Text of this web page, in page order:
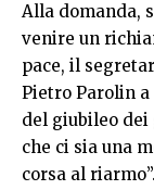
Alla domanda,
venire un
pace, il
Pietro Parolin
del giubileo dei
che ci sia una
corsa al riarmo”.